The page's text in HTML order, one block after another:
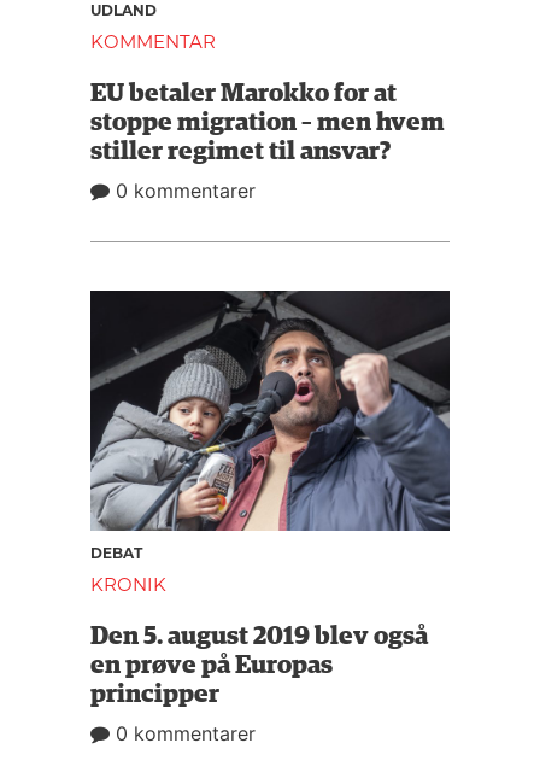
UDLAND
KOMMENTAR
EU betaler Marokko for at
stoppe migration – men hvem
stiller regimet til ansvar?
0 kommentarer
DEBAT
KRONIK
Den 5. august 2019 blev også
en prøve på Europas
principper
0 kommentarer